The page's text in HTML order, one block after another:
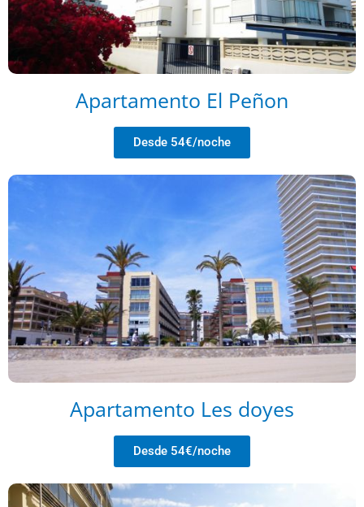
Apartamento El Peñon
Desde 54€/noche
Apartamento Les doyes
Desde 54€/noche